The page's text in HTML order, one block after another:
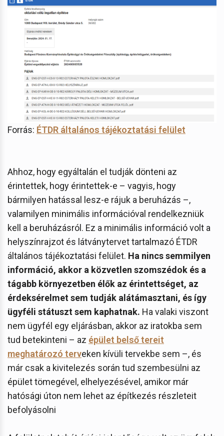
Forrás: ÉTDR általános tájékoztatási felület
Ahhoz, hogy egyáltalán el tudják dönteni az
érintettek, hogy érintettek-e – vagyis, hogy
bármilyen hatással lesz-e rájuk a beruházás –,
valamilyen minimális információval rendelkezniük
kell a beruházásról. Ez a minimális információ volt a
helyszínrajzot és látványtervet tartalmazó ÉTDR
általános tájékoztatási felület. Ha nincs semmilyen
információ, akkor a közvetlen szomszédok és a
tágabb környezetben élők az érintettséget, az
érdeksérelmet sem tudják alátámasztani, és így
ügyféli státuszt sem kaphatnak. Ha valaki viszont
nem ügyfél egy eljárásban, akkor az iratokba sem
tud betekinteni – az épület belső tereit
meghatározó terveken kívüli tervekbe sem –, és
már csak a kivitelezés során tud szembesülni az
épület tömegével, elhelyezésével, amikor már
hatósági úton nem lehet az építkezés részleteit
befolyásolni